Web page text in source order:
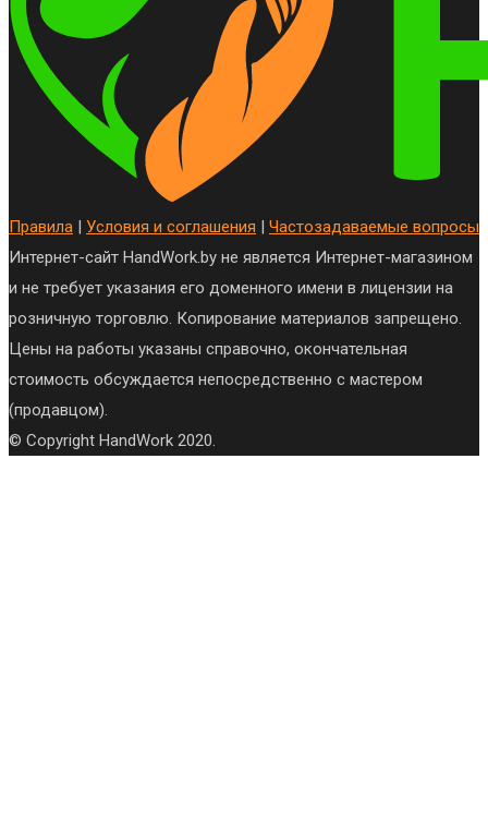
Правила | Условия и соглашения | Частозадаваемые вопросы
Интернет-сайт HandWork.by не является Интернет-магазином
и не требует указания его доменного имени в лицензии на
розничную торговлю. Копирование материалов запрещено.
Цены на работы указаны справочно, окончательная
стоимость обсуждается непосредственно с мастером
(продавцом).
© Copyright HandWork 2020.